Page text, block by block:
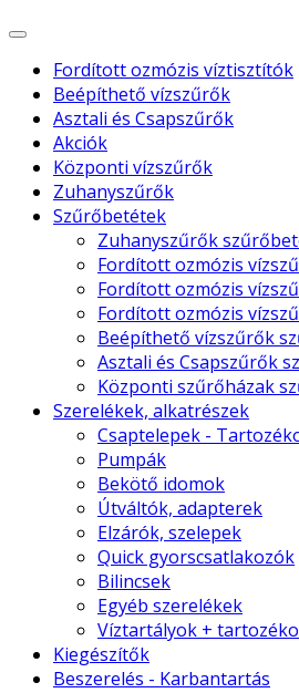
Fordított ozmózis víztisztítók
Beépíthető vízszűrők
Asztali és Csapszűrők
Akciók
Központi vízszűrők
Zuhanyszűrők
Szűrőbetétek
Zuhanyszűrők
Fordított ozmózis
Fordított ozmózis
Fordított ozmózis
Beépíthető vízszűrők
Asztali és Csapszűrők
Központi szűrőházak
Szerelékek, alkatrészek
Csaptelepek -
Pumpák
Bekötő idomok
Útváltók, adapterek
Elzárók, szelepek
Quick gyorscsatlakozók
Bilincsek
Egyéb szerelékek
Víztartályok +
Kiegészítők
Beszerelés - Karbantartás